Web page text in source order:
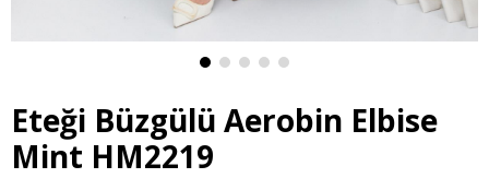
Eteği Büzgülü Aerobin Elbise
Mint HM2219